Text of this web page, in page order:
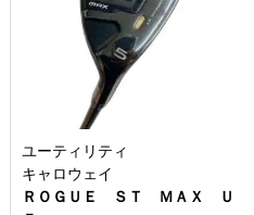
ユーティリティ
キャロウェイ
ＲＯＧＵＥ ＳＴ ＭＡＸ Ｕ